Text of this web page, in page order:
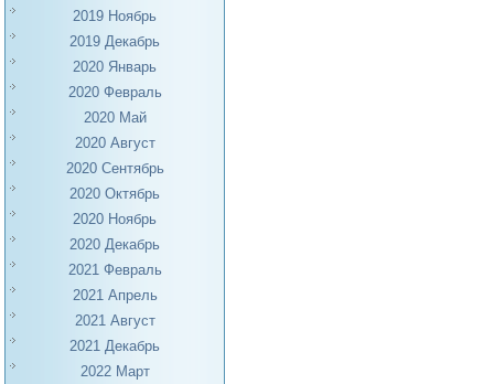
2019 Ноябрь
2019 Декабрь
2020 Январь
2020 Февраль
2020 Май
2020 Август
2020 Сентябрь
2020 Октябрь
2020 Ноябрь
2020 Декабрь
2021 Февраль
2021 Апрель
2021 Август
2021 Декабрь
2022 Март